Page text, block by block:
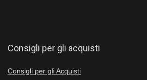
Consigli per gli acquisti
Consigli per gli Acquisti